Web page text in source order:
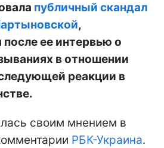
публичный скандал
,
ее интервью о
в отношении
реакции в
своим мнением в
РБК-Украина.